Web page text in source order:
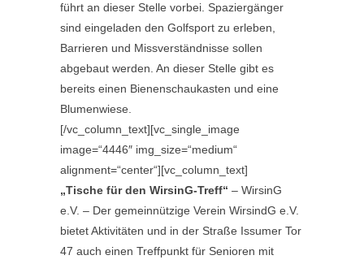
führt an dieser Stelle vorbei. Spaziergänger
sind eingeladen den Golfsport zu erleben,
Barrieren und Missverständnisse sollen
abgebaut werden. An dieser Stelle gibt es
bereits einen Bienenschaukasten und eine
Blumenwiese.
[/vc_column_text][vc_single_image
image=“4446″ img_size=“medium“
alignment=“center“][vc_column_text]
„Tische für den WirsinG-Treff“ – WirsinG
e.V. – Der gemeinnützige Verein WirsindG e.V.
bietet Aktivitäten und in der Straße Issumer Tor
47 auch einen Treffpunkt für Senioren mit